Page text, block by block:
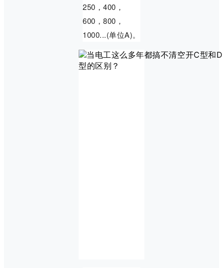
250，400，
600，800，
1000...(单位A)。